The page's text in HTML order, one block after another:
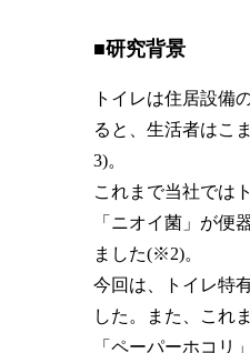
■研究背景
トイレは住居設備
ると、生活者はこ
3)。
これまで当社では
「ニオイ菌」が便
ました(※2)。
今回は、トイレ特
した。また、これ
「ペーパーホコリ